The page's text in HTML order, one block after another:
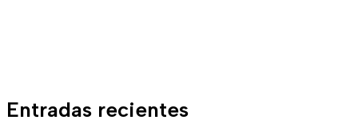
Entradas recientes